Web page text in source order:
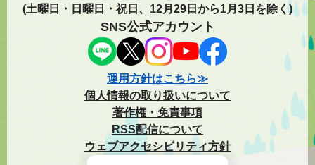
(土曜日・日曜日・祝日、12月29日から1月3日を除く)
SNS公式アカウント
運用方針はこちら≫
個人情報の取り扱いについて
著作権・免責事項
RSS配信について
ウェブアクセシビリティ方針